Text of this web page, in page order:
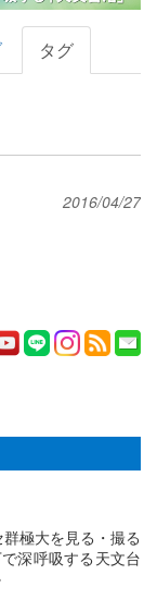
タグ
2016/04/27
極大を見る・撮る
深呼吸する天文台